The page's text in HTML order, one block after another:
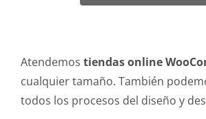
Atendemos tiendas online
cualquier tamaño. También
todos los procesos del diseño y